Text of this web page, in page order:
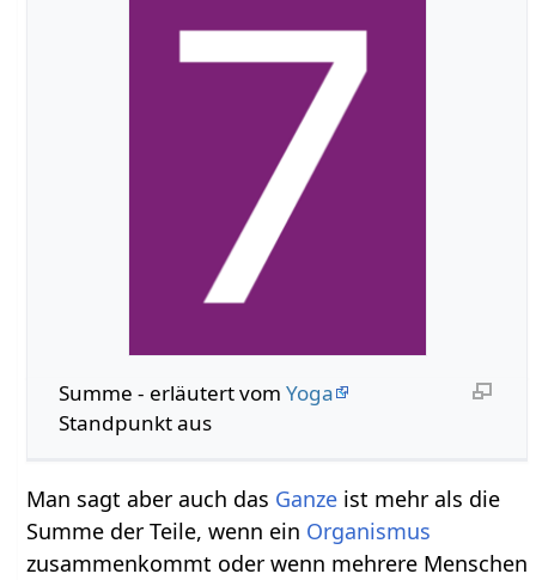
Summe‏‎ - erläutert vom Yoga
Standpunkt aus
Man sagt aber auch das Ganze ist mehr als die
Summe der Teile, wenn ein Organismus
zusammenkommt oder wenn mehrere Menschen